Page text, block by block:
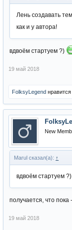
Лень создавать
как и у автора!
вдвоём стартуем ?)
19 май 2018
FolksyLegend нравится
New
Marul сказал(а): ↑
вдвоём стартуем ?)
получается, что пока
19 май 2018